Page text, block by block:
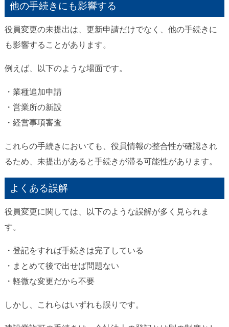
他の手続きにも影響する
役員変更の未提出は、更新申請だけでなく、他の手続きに
も影響することがあります。
例えば、以下のような場面です。
・業種追加申請
・営業所の新設
・経営事項審査
これらの手続きにおいても、役員情報の整合性が確認され
るため、未提出があると手続きが滞る可能性があります。
よくある誤解
役員変更に関しては、以下のような誤解が多く見られま
す。
・登記をすれば手続きは完了している
・まとめて後で出せば問題ない
・軽微な変更だから不要
しかし、これらはいずれも誤りです。